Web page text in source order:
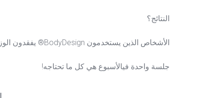
النتائج؟
الأشخاص الذين يستخدمون BodyDesign® يفقدون الوزن ويحصلون على استقلاب أكثر كفاءة ويقللون من دهون الجسم ويكتسبون العضلات ويستمتعون بمزايا أخرى.
جلسة واحدة فيالأسبوع هي كل ما تحتاجه!